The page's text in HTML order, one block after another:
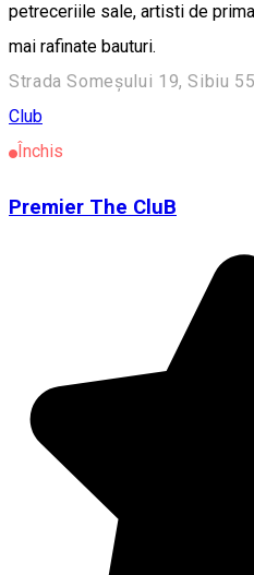
petreceriile sale, artisti de
mai rafinate bauturi.
Strada Someșului 19, Sibiu
Club
Închis
Premier The CluB